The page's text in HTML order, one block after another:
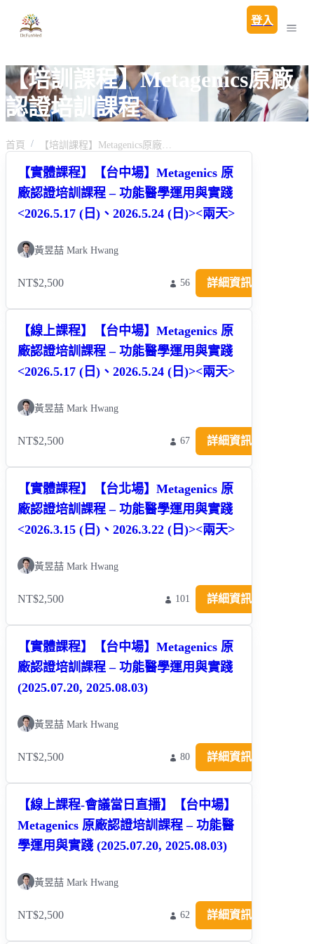
登入
【培訓課程】Metagenics原廠
認證培訓課程
首頁
【實體課程】【台中場】Metagenics 原
廠認證培訓課程 – 功能醫學運用與實踐
<2026.5.17 (日)、2026.5.24 (日)><兩天>
黃昱喆 Mark Hwang
NT$2,500 56 詳細資訊
【線上課程】【台中場】Metagenics 原
廠認證培訓課程 – 功能醫學運用與實踐
<2026.5.17 (日)、2026.5.24 (日)><兩天>
黃昱喆 Mark Hwang
NT$2,500 67 詳細資訊
【實體課程】【台北場】Metagenics 原
廠認證培訓課程 – 功能醫學運用與實踐
<2026.3.15 (日)、2026.3.22 (日)><兩天>
黃昱喆 Mark Hwang
NT$2,500 101 詳細資訊
【實體課程】【台中場】Metagenics 原
廠認證培訓課程 – 功能醫學運用與實踐
(2025.07.20, 2025.08.03)
黃昱喆 Mark Hwang
NT$2,500 80 詳細資訊
【線上課程-會議當日直播】【台中場】
Metagenics 原廠認證培訓課程 – 功能醫
學運用與實踐 (2025.07.20, 2025.08.03)
黃昱喆 Mark Hwang
NT$2,500 62 詳細資訊